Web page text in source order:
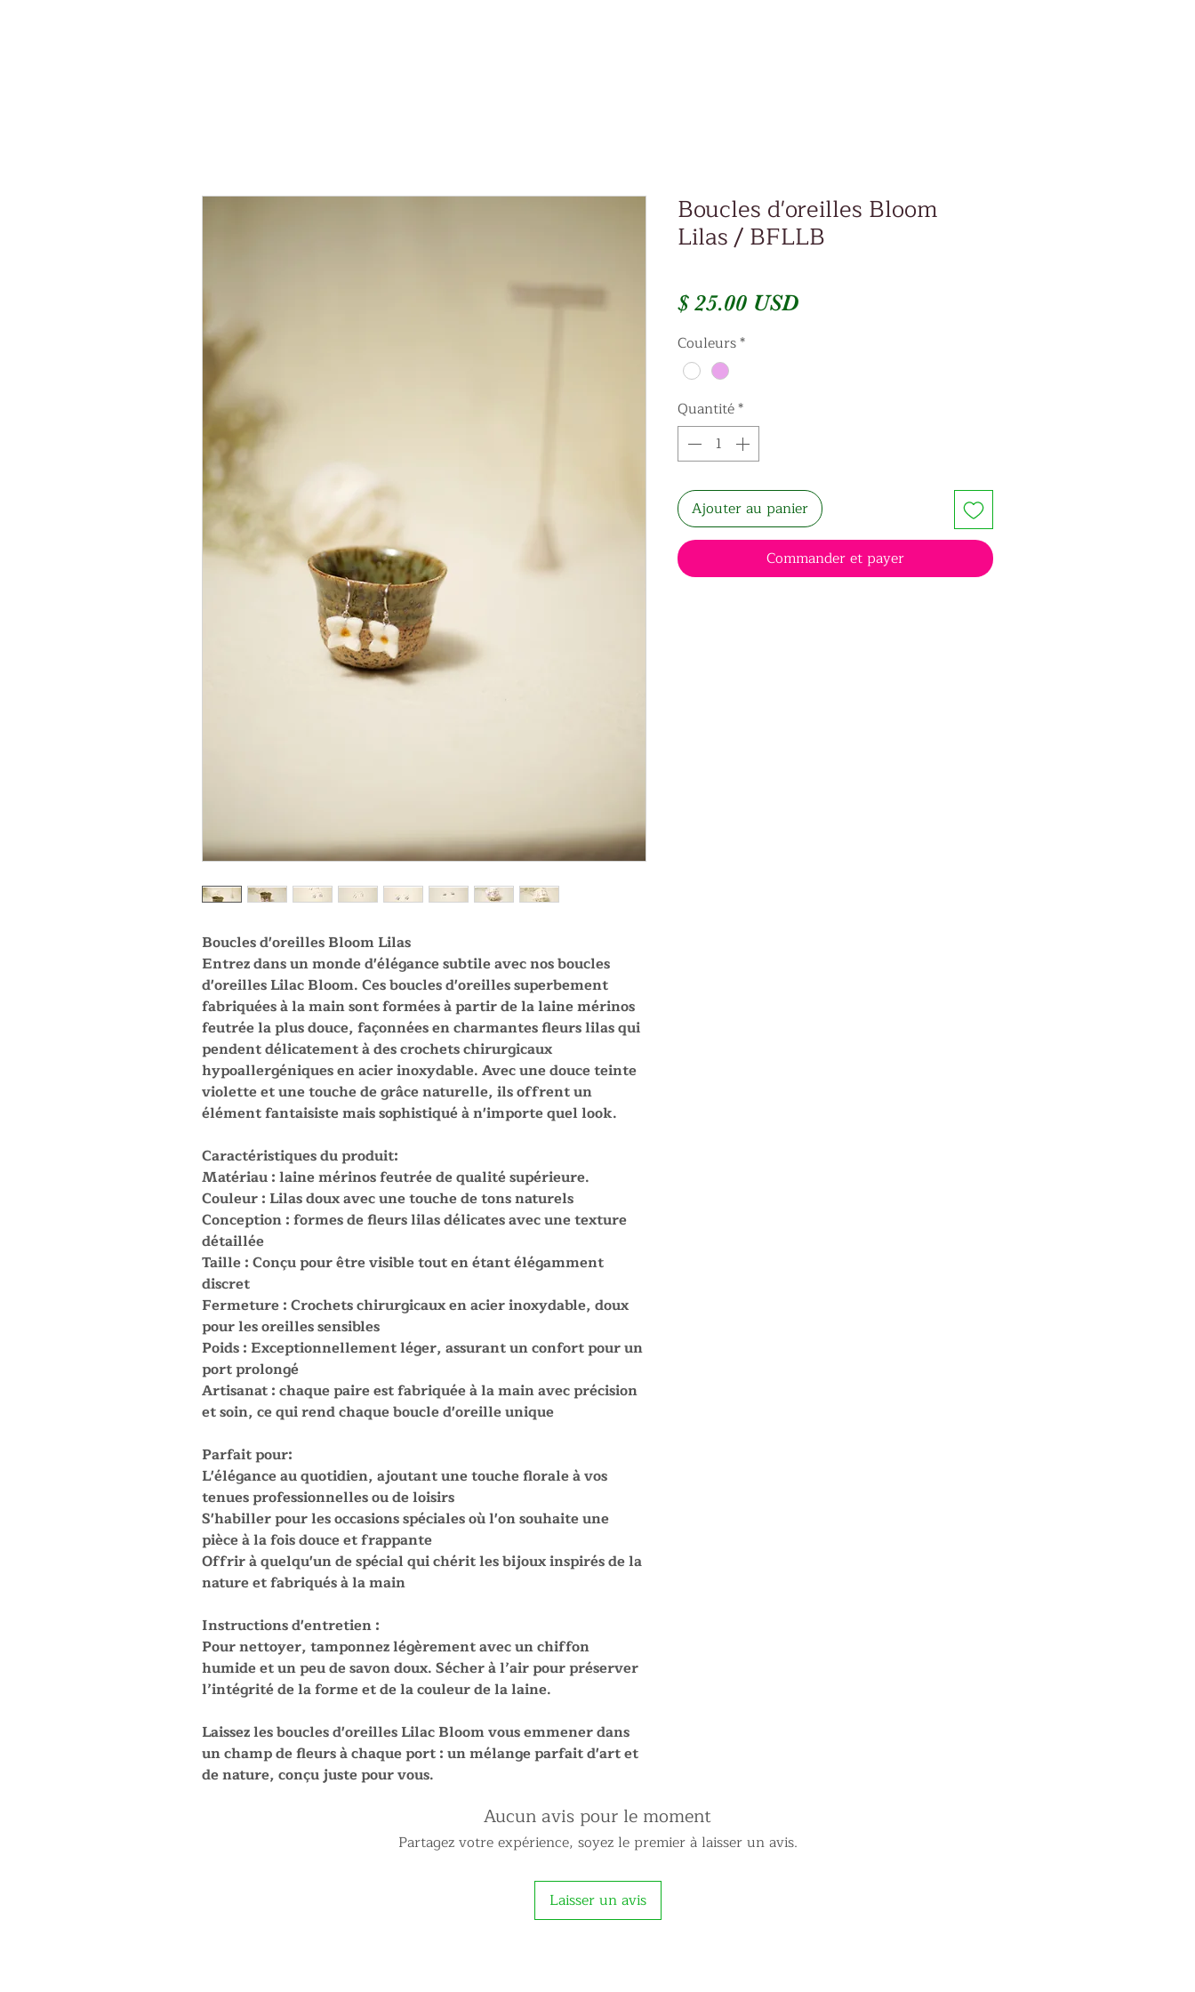
Boucles d'oreilles Bloom Lilas
Entrez dans un monde d'élégance subtile avec nos boucles
d'oreilles Lilac Bloom. Ces boucles d'oreilles superbement
fabriquées à la main sont formées à partir de la laine mérinos
feutrée la plus douce, façonnées en charmantes fleurs lilas qui
pendent délicatement à des crochets chirurgicaux
hypoallergéniques en acier inoxydable. Avec une douce teinte
violette et une touche de grâce naturelle, ils offrent un
élément fantaisiste mais sophistiqué à n'importe quel look.
Caractéristiques du produit:
Matériau : laine mérinos feutrée de qualité supérieure.
Couleur : Lilas doux avec une touche de tons naturels
Conception : formes de fleurs lilas délicates avec une texture
détaillée
Taille : Conçu pour être visible tout en étant élégamment
discret
Fermeture : Crochets chirurgicaux en acier inoxydable, doux
pour les oreilles sensibles
Poids : Exceptionnellement léger, assurant un confort pour un
port prolongé
Artisanat : chaque paire est fabriquée à la main avec précision
et soin, ce qui rend chaque boucle d'oreille unique
Parfait pour:
L'élégance au quotidien, ajoutant une touche florale à vos
tenues professionnelles ou de loisirs
S'habiller pour les occasions spéciales où l'on souhaite une
pièce à la fois douce et frappante
Offrir à quelqu'un de spécial qui chérit les bijoux inspirés de la
nature et fabriqués à la main
Instructions d'entretien :
Pour nettoyer, tamponnez légèrement avec un chiffon
humide et un peu de savon doux. Sécher à l’air pour préserver
l’intégrité de la forme et de la couleur de la laine.
Laissez les boucles d'oreilles Lilac Bloom vous emmener dans
un champ de fleurs à chaque port : un mélange parfait d'art et
de nature, conçu juste pour vous.
Boucles d'oreilles Bloom
Lilas / BFLLB
$ 25.00 USDPrix
Couleurs*
Quantité*
Ajouter au panier
Commander et payer
Aucun avis pour le moment
Partagez votre expérience, soyez le premier à laisser un avis.
Laisser un avis